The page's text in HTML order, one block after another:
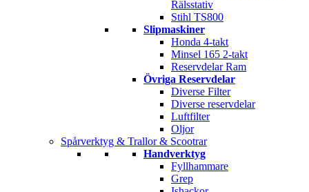
Rälsstativ
Stihl TS800
Slipmaskiner
Honda 4-takt
Minsel 165 2-takt
Reservdelar Ram
Övriga Reservdelar
Diverse Filter
Diverse reservdelar
Luftfilter
Oljor
Spårverktyg & Trallor & Scootrar
Handverktyg
Fyllhammare
Grep